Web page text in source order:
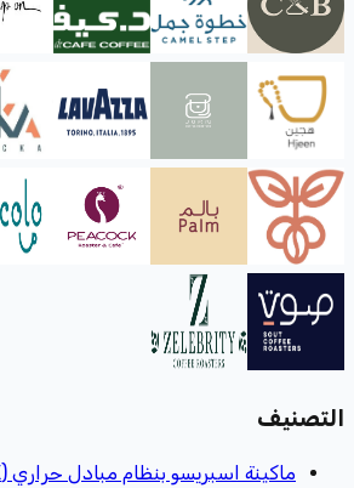
التصنيف
ماكينة اسبريسو بنظام مبادل حراري (HX)